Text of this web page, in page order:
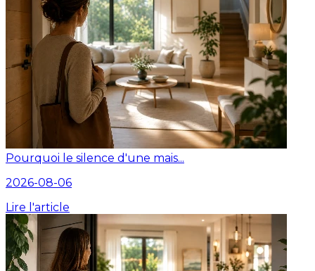
Pourquoi le silence d'une mais...
2026-08-06
Lire l'article